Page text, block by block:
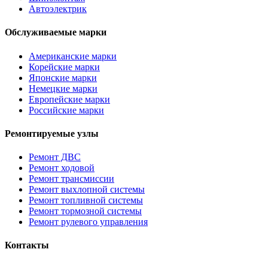
Автоэлектрик
Обслуживаемые марки
Американские марки
Корейские марки
Японские марки
Немецкие марки
Европейские марки
Российские марки
Ремонтируемые узлы
Ремонт ДВС
Ремонт ходовой
Ремонт трансмиссии
Ремонт выхлопной системы
Ремонт топливной системы
Ремонт тормозной системы
Ремонт рулевого управления
Контакты